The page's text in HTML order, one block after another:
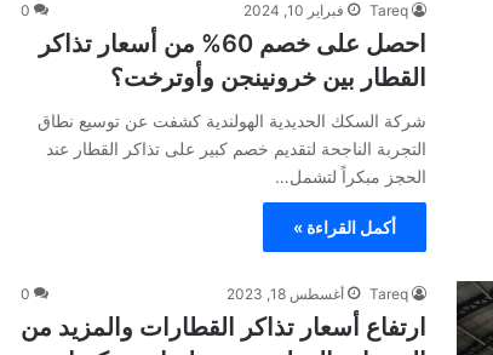
Tareq فبراير 10, 2024 0
احصل على خصم 60% من أسعار تذاكر
القطار بين خرونينجن وأوترخت؟
شركة السكك الحديدية الهولندية كشفت عن توسيع نطاق
التجربة الناجحة لتقديم خصم كبير على تذاكر القطار عند
الحجز مبكراً لتشمل…
أكمل القراءة »
Tareq أغسطس 18, 2023 0
ارتفاع أسعار تذاكر القطارات والمزيد من